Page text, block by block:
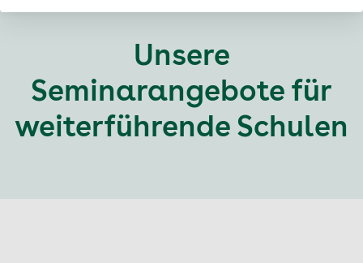
Unsere
Seminarangebote für
weiterführende Schulen